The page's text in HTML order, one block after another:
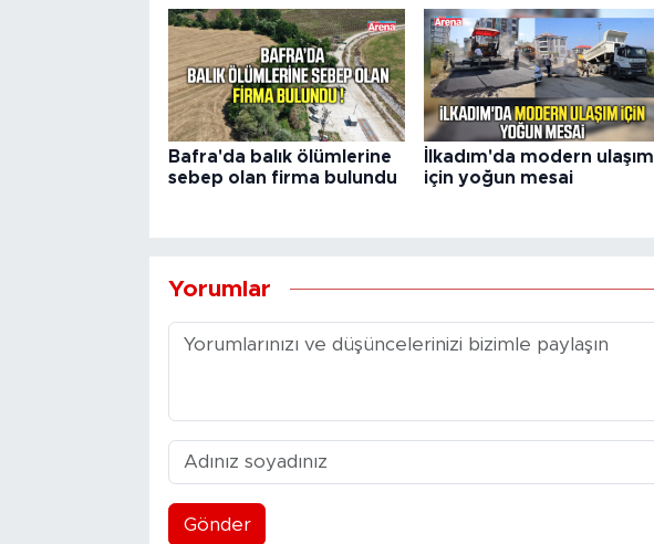
Bafra'da balık ölümlerine
sebep olan firma bulundu
İlkadım'da modern ulaşım
için yoğun mesai
Yorumlar
Gönder